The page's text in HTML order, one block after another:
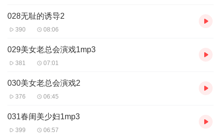
028无耻的诱导2
390 08:06
029美女老总会演戏1mp3
381 07:01
030美女老总会演戏2
376 06:45
031春闺美少妇1mp3
399 06:57